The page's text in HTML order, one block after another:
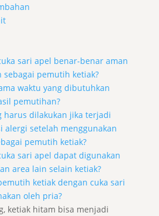
sari apel benar-benar aman
pemutih ketiak?
waktu yang dibutuhkan
pemutihan?
harus dilakukan jika terjadi
alergi setelah menggunakan
pemutih ketiak?
sari apel dapat digunakan
area lain selain ketiak?
ketiak dengan cuka sari
oleh pria?
ketiak hitam bisa menjadi